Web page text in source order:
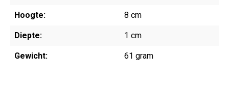
Hoogte: 8 cm
Diepte: 1 cm
Gewicht: 61 gram